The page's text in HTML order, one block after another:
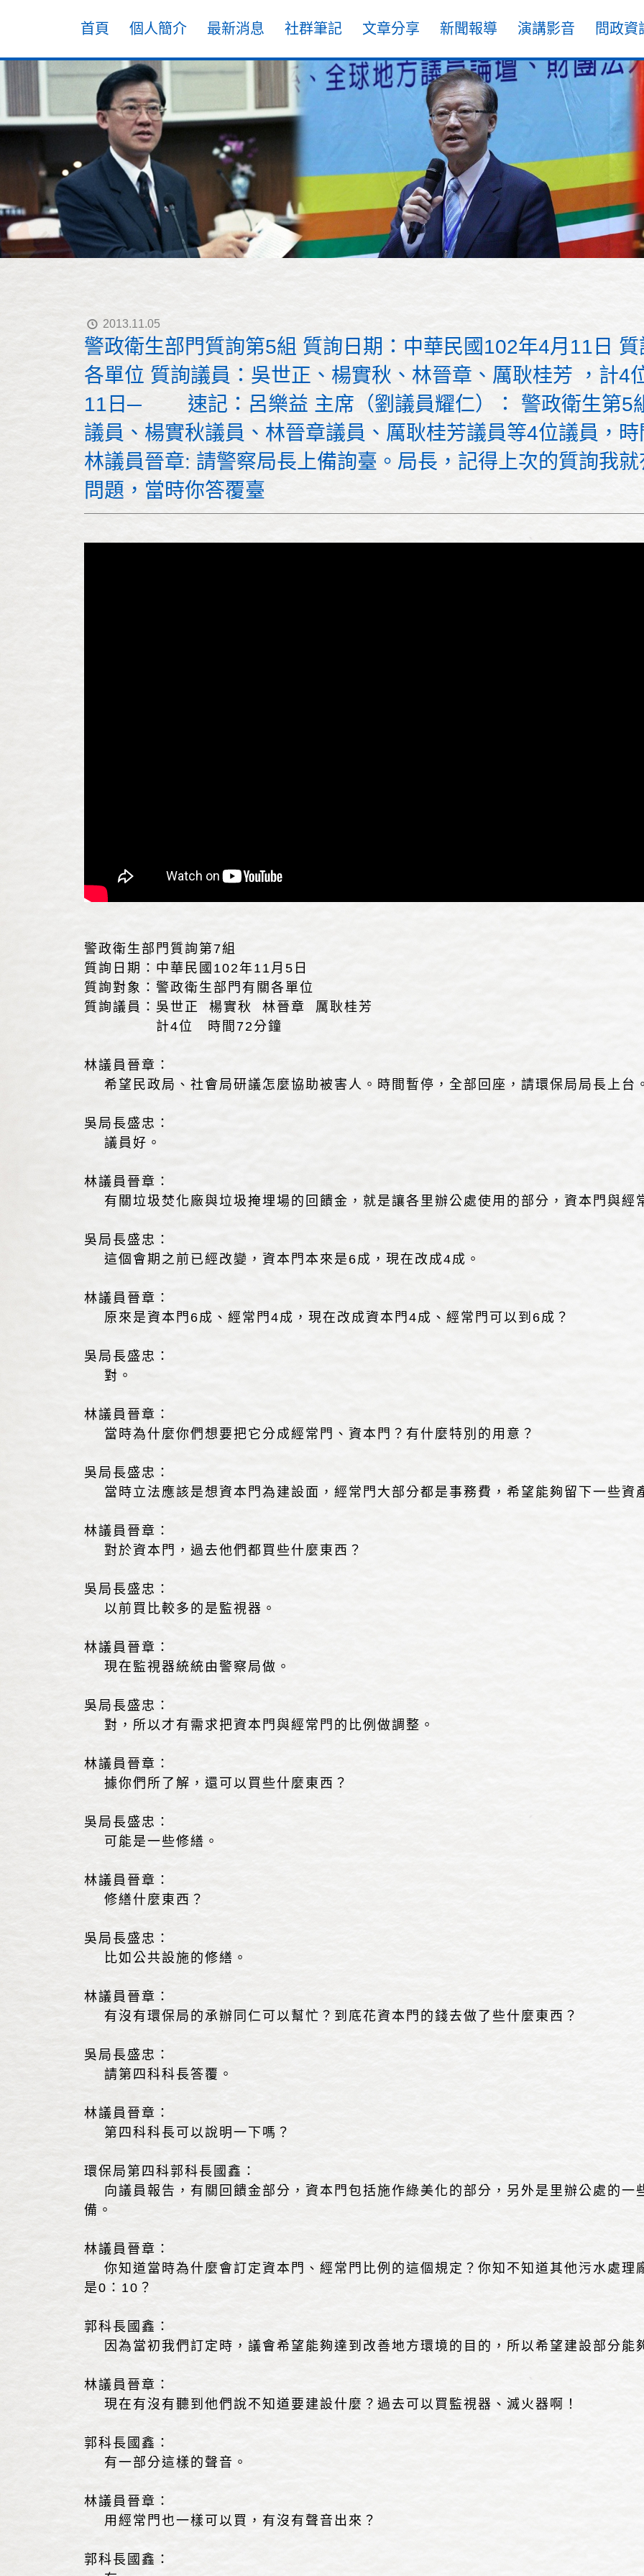
首頁 個人簡介 最新消息 社群筆記 文章分享 新聞報導 演講影音 問政資
2013.11.05
警政衛生部門質詢第5組 質詢日期：中華民國102年4月11日
各單位 質詢議員：吳世正、楊實秋、林晉章、厲耿桂芳 ，計4
11日─ 速記：呂樂益 主席（劉議員耀仁）： 警政衛生第5
議員、楊實秋議員、林晉章議員、厲耿桂芳議員等4位議員，
林議員晉章: 請警察局長上備詢臺。局長，記得上次的質詢我
問題，當時你答覆臺
警政衛生部門質詢第7組
質詢日期：中華民國102年11月5日
質詢對象：警政衛生部門有關各單位
質詢議員：吳世正 楊實秋 林晉章 厲耿桂芳
計4位 時間72分鐘
林議員晉章：
希望民政局、社會局研議怎麼協助被害人。時間暫停，全部回座，請環保局局長上台
吳局長盛忠：
議員好。
林議員晉章：
有關垃圾焚化廠與垃圾掩埋場的回饋金，就是讓各里辦公處使用的部分，資本門與經
吳局長盛忠：
這個會期之前已經改變，資本門本來是6成，現在改成4成。
林議員晉章：
原來是資本門6成、經常門4成，現在改成資本門4成、經常門可以到6成？
吳局長盛忠：
對。
林議員晉章：
當時為什麼你們想要把它分成經常門、資本門？有什麼特別的用意？
吳局長盛忠：
當時立法應該是想資本門為建設面，經常門大部分都是事務費，希望能夠留下一些資
林議員晉章：
對於資本門，過去他們都買些什麼東西？
吳局長盛忠：
以前買比較多的是監視器。
林議員晉章：
現在監視器統統由警察局做。
吳局長盛忠：
對，所以才有需求把資本門與經常門的比例做調整。
林議員晉章：
據你們所了解，還可以買些什麼東西？
吳局長盛忠：
可能是一些修繕。
林議員晉章：
修繕什麼東西？
吳局長盛忠：
比如公共設施的修繕。
林議員晉章：
有沒有環保局的承辦同仁可以幫忙？到底花資本門的錢去做了些什麼東西？
吳局長盛忠：
請第四科科長答覆。
林議員晉章：
第四科科長可以說明一下嗎？
環保局第四科郭科長國鑫：
向議員報告，有關回饋金部分，資本門包括施作綠美化的部分，另外是里辦公處的一
備。
林議員晉章：
你知道當時為什麼會訂定資本門、經常門比例的這個規定？你知不知道其他污水處理
是0：10？
郭科長國鑫：
因為當初我們訂定時，議會希望能夠達到改善地方環境的目的，所以希望建設部分能
林議員晉章：
現在有沒有聽到他們說不知道要建設什麼？過去可以買監視器、滅火器啊！
郭科長國鑫：
有一部分這樣的聲音。
林議員晉章：
用經常門也一樣可以買，有沒有聲音出來？
郭科長國鑫：